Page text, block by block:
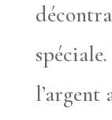
l’argent